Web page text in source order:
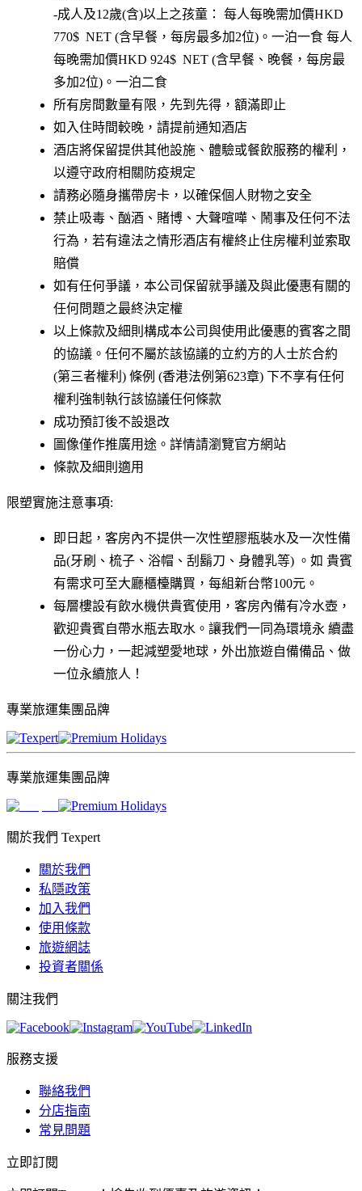
-成人及12歲(含)以上之孩童： 每人每晚需加價HKD
770$ NET (含早餐，每房最多加2位)。一泊一食 每人
每晚需加價HKD 924$ NET (含早餐、晚餐，每房最
多加2位)。一泊二食
所有房間數量有限，先到先得，額滿即止
如入住時間較晚，請提前通知酒店
酒店將保留提供其他設施、體驗或餐飲服務的權利，
以遵守政府相關防疫規定
請務必隨身攜帶房卡，以確保個人財物之安全
禁止吸毒、酗酒、賭博、大聲喧嘩、鬧事及任何不法
行為，若有違法之情形酒店有權終止住房權利並索取
賠償
如有任何爭議，本公司保留就爭議及與此優惠有關的
任何問題之最終決定權
以上條款及細則構成本公司與使用此優惠的賓客之間
的協議。任何不屬於該協議的立約方的人士於合約
(第三者權利) 條例 (香港法例第623章) 下不享有任何
權利強制執行該協議任何條款
成功預訂後不設退改
圖像僅作推廣用途。詳情請瀏覽官方網站
條款及細則適用
限塑實施注意事項:
即日起，客房內不提供一次性塑膠瓶裝水及一次性備
品(牙刷、梳子、浴帽、刮鬍刀、身體乳等) 。如 貴賓
有需求可至大廳櫃檯購買，每組新台幣100元。
每層樓設有飲水機供貴賓使用，客房內備有冷水壺，
歡迎貴賓自帶水瓶去取水。讓我們一同為環境永 續盡
一份心力，一起減塑愛地球，外出旅遊自備備品、做
一位永續旅人！
專業旅運集團品牌
專業旅運集團品牌
關於我們 Texpert
關於我們
私隱政策
加入我們
使用條款
旅遊網誌
投資者關係
關注我們
服務支援
聯絡我們
分店指南
常見問題
立即訂閱